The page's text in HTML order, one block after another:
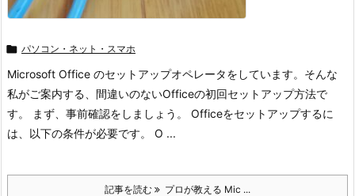
 パソコン・ネット・スマホ
Microsoft Office のセットアップオペレータをしています。そんな
私がご案内する、間違いのないOfficeの初回セットアップ方法で
す。 まず、事前確認をしましょう。 Officeをセットアップするに
は、以下の条件が必要です。 O ...
記事を読む プロが教える Mic ...